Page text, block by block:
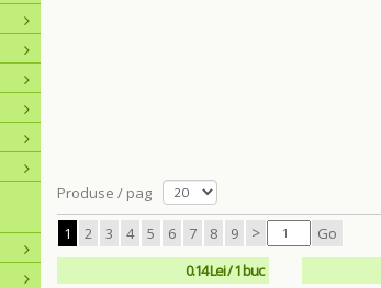
Produse / pag
1 2 3 4 5 6 7 8 9 > Go
0.14 Lei / 1 buc